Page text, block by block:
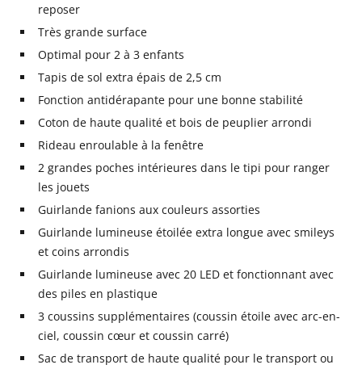
reposer
Très grande surface
Optimal pour 2 à 3 enfants
Tapis de sol extra épais de 2,5 cm
Fonction antidérapante pour une bonne stabilité
Coton de haute qualité et bois de peuplier arrondi
Rideau enroulable à la fenêtre
2 grandes poches intérieures dans le tipi pour ranger
les jouets
Guirlande fanions aux couleurs assorties
Guirlande lumineuse étoilée extra longue avec smileys
et coins arrondis
Guirlande lumineuse avec 20 LED et fonctionnant avec
des piles en plastique
3 coussins supplémentaires (coussin étoile avec arc-en-
ciel, coussin cœur et coussin carré)
Sac de transport de haute qualité pour le transport ou